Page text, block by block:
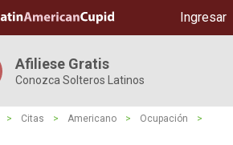
Ingresar
Afiliese Gratis
Conozca Solteros Latinos
> Citas > Americano > Ocupación
>